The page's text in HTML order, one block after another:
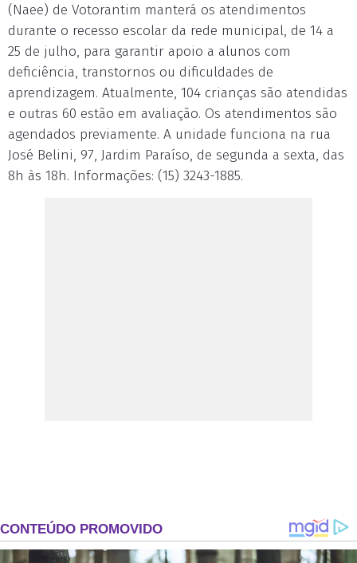
(Naee) de Votorantim manterá os atendimentos
durante o recesso escolar da rede municipal, de 14 a
25 de julho, para garantir apoio a alunos com
deficiência, transtornos ou dificuldades de
aprendizagem. Atualmente, 104 crianças são atendidas
e outras 60 estão em avaliação. Os atendimentos são
agendados previamente. A unidade funciona na rua
José Belini, 97, Jardim Paraíso, de segunda a sexta, das
8h às 18h. Informações: (15) 3243-1885.